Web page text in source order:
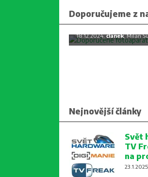
Doporučujeme z
Doporučené
2024
18.12.2024,článek, Milan
Nejnovější články
Svět
TV
na